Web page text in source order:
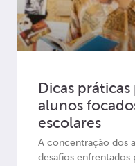
Dicas
alunos
escolares
A concentração dos
desafios enfrentados